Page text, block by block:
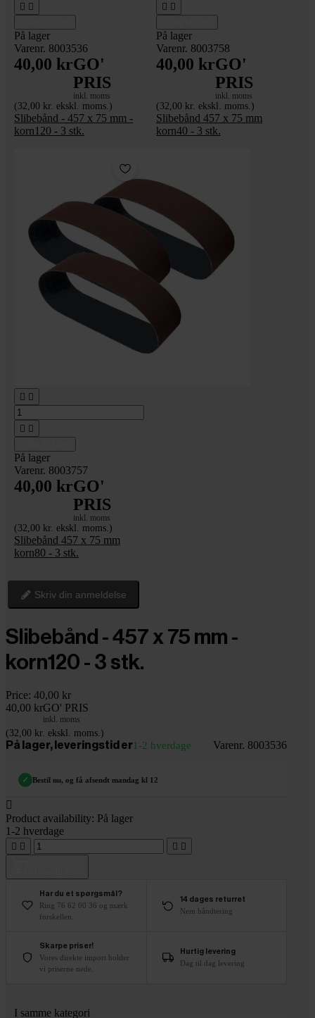
 
På lager
Varenr. 8003536
40,00 krGO'
PRIS
inkl. moms
(32,00 kr. ekskl. moms.)
Slibebånd - 457 x 75 mm -
korn120 - 3 stk.
 
På lager
Varenr. 8003758
40,00 krGO'
PRIS
inkl. moms
(32,00 kr. ekskl. moms.)
Slibebånd 457 x 75 mm
korn40 - 3 stk.
 
 
På lager
Varenr. 8003757
40,00 krGO'
PRIS
inkl. moms
(32,00 kr. ekskl. moms.)
Slibebånd 457 x 75 mm
korn80 - 3 stk.
Skriv din anmeldelse
Slibebånd - 457 x 75 mm -
korn120 - 3 stk.
Price: 40,00 kr
40,00 krGO' PRIS
inkl. moms
(32,00 kr. ekskl. moms.)
På lager, leveringstid er1-2 hverdage Varenr. 8003536
✓ Bestil nu, og få afsendt mandag kl 12

Product availability: På lager
1-2 hverdage
   
Har du et spørgsmål?
Ring 76 62 00 36 og mærk
forskellen.
14 dages returret
Nem håndtering
Skarpe priser!
Vores direkte import holder
vi priserne nede.
Hurtig levering
Dag til dag levering
I samme kategori